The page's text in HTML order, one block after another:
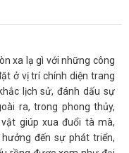
xa lạ gì với những công
ở vị trí chính diện trang
lịch sử, đánh dấu sự
ra, trong phong thủy,
giúp xua đuổi tà mà,
đến sự phát triển,